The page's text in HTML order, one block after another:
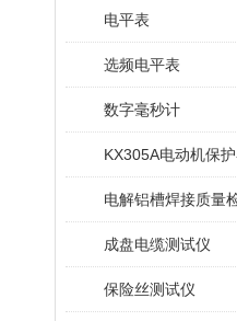
电平表
选频电平表
数字毫秒计
KX305A电动机保
电解铝槽焊接质量
成盘电缆测试仪
保险丝测试仪